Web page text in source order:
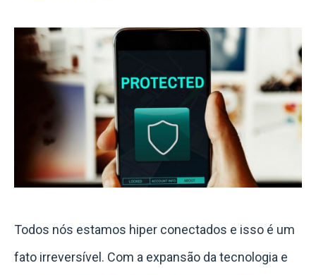
Todos nós estamos hiper conectados e isso é um
fato irreversível. Com a expansão da tecnologia e